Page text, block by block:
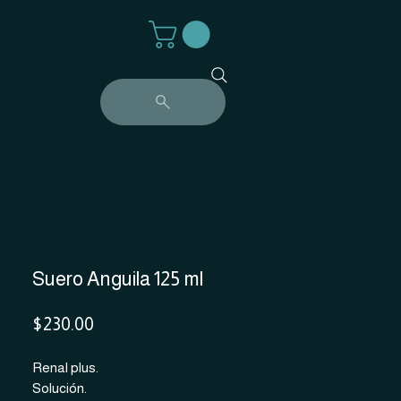
Suero Anguila 125 ml
$230.00
Renal plus.
Solución.